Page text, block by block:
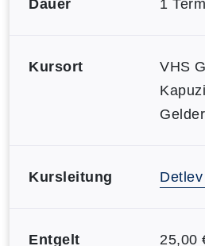
Dauer 1
Kursort
VHS
Kursleitung
Entgelt 25,00